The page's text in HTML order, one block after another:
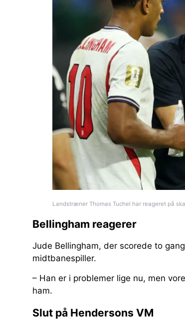
Landstræner Thomas Tuchel har reageret på
Bellingham reagerer
Jude Bellingham, der scorede to
midtbanespiller.
– Han er i problemer lige nu, men
ham.
Slut på Hendersons VM